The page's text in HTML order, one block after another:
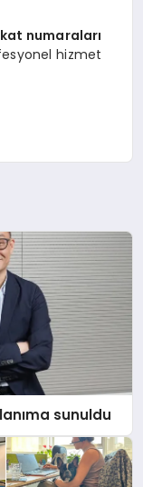
numaraları
hizmet
sunuldu